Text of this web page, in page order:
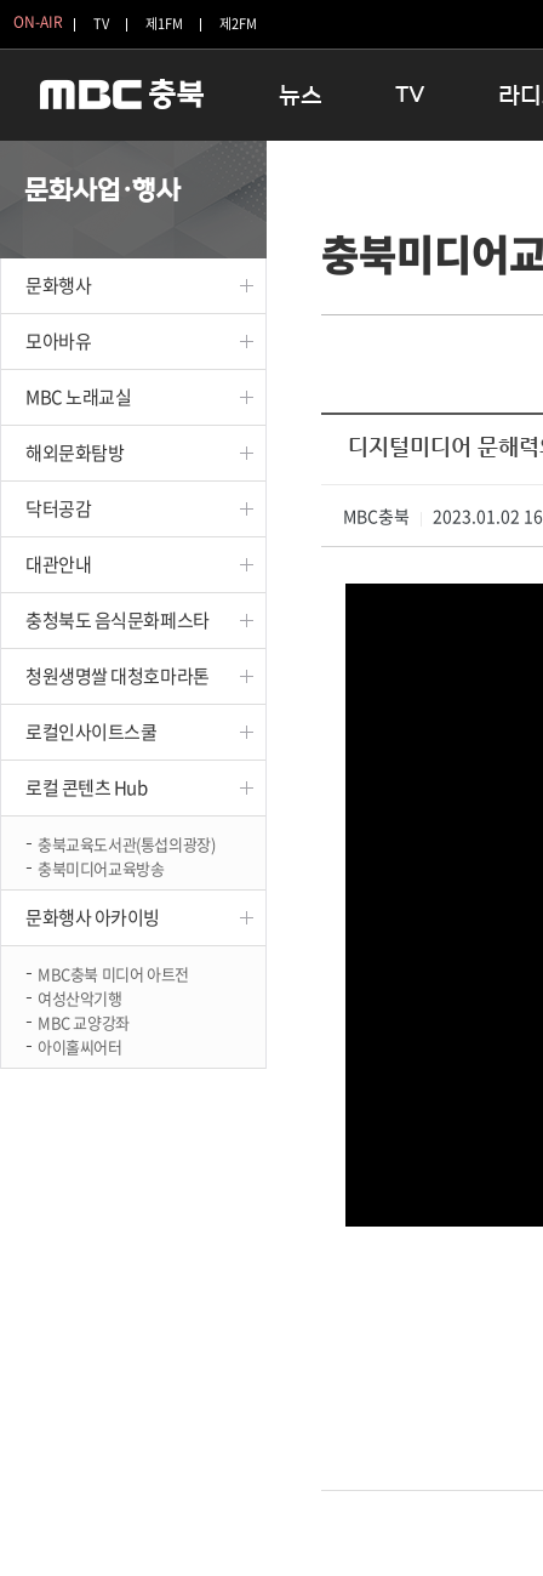
ON-AIR TV 제1FM 제2FM
뉴스
보은
옥천
TV
인생내컷
테마기행 길
라
16:00 완
우리 고
문화사업·행사
문화행사
모아바유
MBC 노래교실
해외문화탐방
닥터공감
대관안내
충청북도 음식문화페스타
청원생명쌀 대청호마라톤
로컬인사이트스쿨
로컬 콘텐츠 Hub
충북교육도서관(통섭의광장)
충북미디어교육방송
문화행사 아카이빙
MBC충북 미디어 아트전
여성산악기행
MBC 교양강좌
아이홀씨어터
충북미디어
디지털미디어 문해
MBC충북 2023.01.02